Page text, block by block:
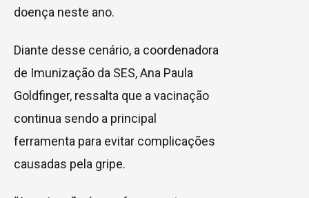
doença neste ano.
Diante desse cenário, a coordenadora
de Imunização da SES, Ana Paula
Goldfinger, ressalta que a vacinação
continua sendo a principal
ferramenta para evitar complicações
causadas pela gripe.